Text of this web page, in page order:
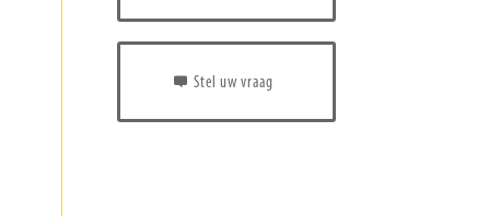
Stel uw vraag